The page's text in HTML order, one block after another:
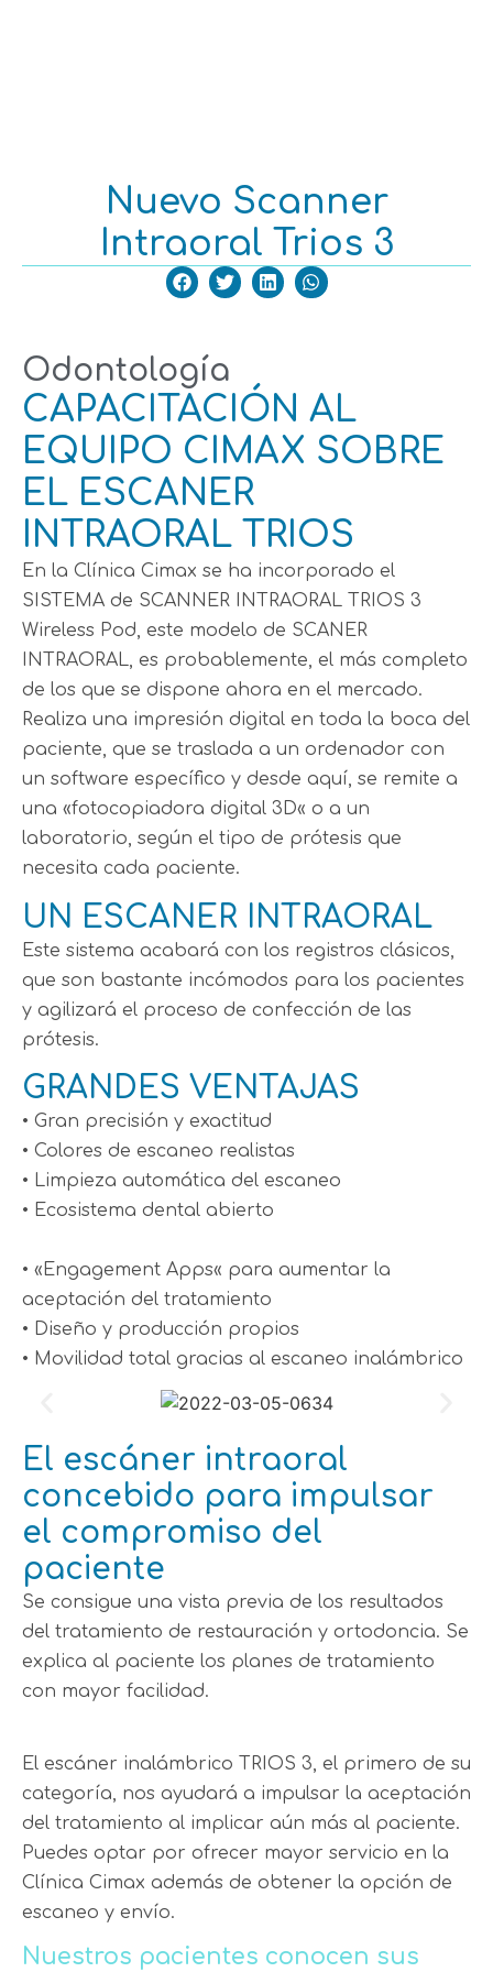
Nuevo Scanner
Intraoral Trios 3
Odontología
CAPACITACIÓN AL
EQUIPO CIMAX SOBRE
EL ESCANER
INTRAORAL TRIOS
En la Clínica Cimax se ha incorporado el
SISTEMA de SCANNER INTRAORAL TRIOS 3
Wireless Pod, este modelo de SCANER
INTRAORAL, es probablemente, el más completo
de los que se dispone ahora en el mercado.
Realiza una impresión digital en toda la boca del
paciente, que se traslada a un ordenador con
un software específico y desde aquí, se remite a
una «fotocopiadora digital 3D« o a un
laboratorio, según el tipo de prótesis que
necesita cada paciente.
UN ESCANER INTRAORAL
Este sistema acabará con los registros clásicos,
que son bastante incómodos para los pacientes
y agilizará el proceso de confección de las
prótesis.
GRANDES VENTAJAS
• Gran precisión y exactitud
• Colores de escaneo realistas
• Limpieza automática del escaneo
• Ecosistema dental abierto
• «Engagement Apps« para aumentar la
aceptación del tratamiento
• Diseño y producción propios
• Movilidad total gracias al escaneo inalámbrico
El escáner intraoral
concebido para impulsar
el compromiso del
paciente
Se consigue una vista previa de los resultados
del tratamiento de restauración y ortodoncia. Se
explica al paciente los planes de tratamiento
con mayor facilidad.
El escáner inalámbrico TRIOS 3, el primero de su
categoría, nos ayudará a impulsar la aceptación
del tratamiento al implicar aún más al paciente.
Puedes optar por ofrecer mayor servicio en la
Clínica Cimax además de obtener la opción de
escaneo y envío.
Nuestros pacientes conocen sus